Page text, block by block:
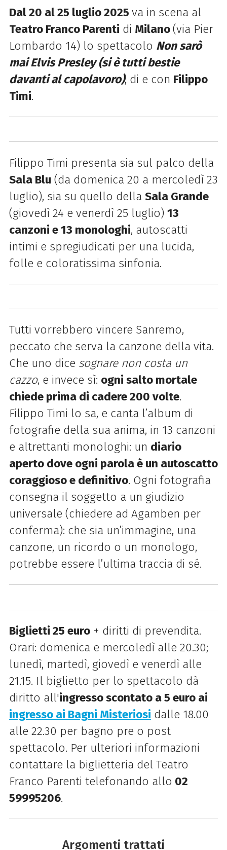
Dal 20 al 25 luglio 2025 va in scena al
Teatro Franco Parenti di Milano(via Pier
Lombardo 14) lo spettacolo Non sarò
mai Elvis Presley (si è tutti bestie
davanti al capolavoro), di e con Filippo
Timi.
Filippo Timi presenta sia sul palco della
Sala Blu (da domenica 20 a mercoledì 23
luglio), sia su quello della Sala Grande
(giovedì 24 e venerdì 25 luglio) 13
canzoni e 13 monologhi, autoscatti
intimi e spregiudicati per una lucida,
folle e coloratissima sinfonia.
Tutti vorrebbero vincere Sanremo,
peccato che serva la canzone della vita.
Che uno dice sognare non costa un
cazzo, e invece sì: ogni salto mortale
chiede prima di cadere 200 volte.
Filippo Timi lo sa, e canta l’album di
fotografie della sua anima, in 13 canzoni
e altrettanti monologhi: un diario
aperto dove ogni parola è un autoscatto
coraggioso e definitivo. Ogni fotografia
consegna il soggetto a un giudizio
universale (chiedere ad Agamben per
conferma): che sia un’immagine, una
canzone, un ricordo o un monologo,
potrebbe essere l’ultima traccia di sé.
Biglietti 25 euro+ diritti di prevendita.
Orari: domenica e mercoledì alle 20.30;
lunedì, martedì, giovedì e venerdì alle
21.15. Il biglietto per lo spettacolo dà
diritto all'ingresso scontato a 5 euro ai
ingresso ai Bagni Misteriosi dalle 18.00
alle 22.30 per bagno pre o post
spettacolo. Per ulteriori informazioni
contattare la biglietteria del Teatro
Franco Parenti telefonando allo 02
59995206.
Argomenti trattati